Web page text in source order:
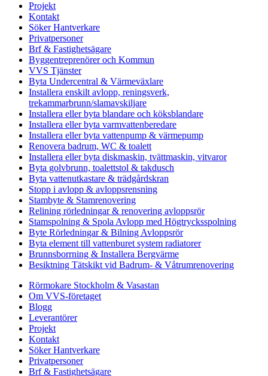
Projekt
Kontakt
Söker Hantverkare
Privatpersoner
Brf & Fastighetsägare
Byggentreprenörer och Kommun
VVS Tjänster
Byta Undercentral & Värmeväxlare
Installera enskilt avlopp, reningsverk,
trekammarbrunn/slamavskiljare
Installera eller byta blandare och köksblandare
Installera eller byta varmvattenberedare
Installera eller byta vattenpump & värmepump
Renovera badrum, WC & toalett
Installera eller byta diskmaskin, tvättmaskin, vitvaror
Byta golvbrunn, toalettstol & takdusch
Byta vattenutkastare & trädgårdskran
Stopp i avlopp & avloppsrensning
Stambyte & Stamrenovering
Relining rörledningar & renovering avloppsrör
Stamspolning & Spola Avlopp med Högtrycksspolning
Byte Rörledningar & Bilning Avloppsrör
Byta element till vattenburet system radiatorer
Brunnsborrning & Installera Bergvärme
Besiktning Tätskikt vid Badrum- & Våtrumrenovering
Rörmokare Stockholm & Vasastan
Om VVS-företaget
Blogg
Leverantörer
Projekt
Kontakt
Söker Hantverkare
Privatpersoner
Brf & Fastighetsägare